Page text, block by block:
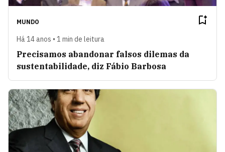
MUNDO
Há 14 anos • 1 min de leitura
Precisamos abandonar falsos dilemas da
sustentabilidade, diz Fábio Barbosa